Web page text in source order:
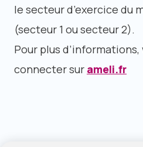
le secteur d’exercice du
(secteur 1 ou secteur 2).
Pour plus d’informations,
connecter sur ameli.fr